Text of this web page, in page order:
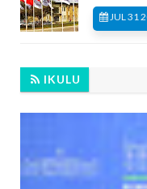
JUL 31
IKULU